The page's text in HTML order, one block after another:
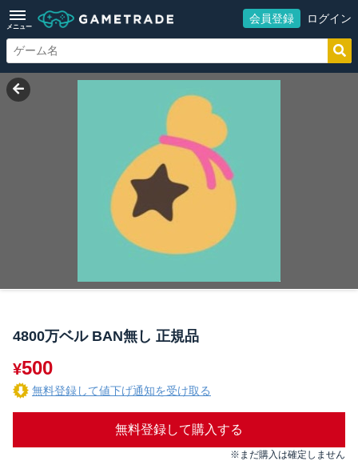
メニュー
会員登録 ログイン
4800万ベル BAN無し 正規品
¥500
無料登録して値下げ通知を受け取る
無料登録して購入する
※まだ購入は確定しません